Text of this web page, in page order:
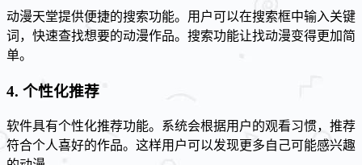
动漫天堂提供便捷的搜索功能。用户可以在搜索框中输入关键
词，快速查找想要的动漫作品。搜索功能让找动漫变得更加简
单。
4. 个性化推荐
软件具有个性化推荐功能。系统会根据用户的观看习惯，推荐
符合个人喜好的作品。这样用户可以发现更多自己可能感兴趣